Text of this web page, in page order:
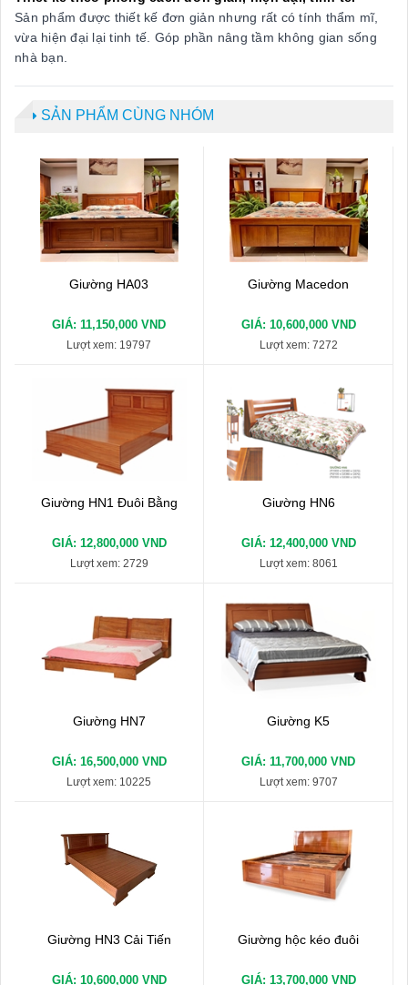
Sản phẩm được thiết kế đơn giản nhưng rất có tính thẩm mĩ,
vừa hiện đại lại tinh tế. Góp phần nâng tầm không gian sống
nhà bạn.
SẢN PHẨM CÙNG NHÓM
Giường HA03
GIÁ: 11,150,000 VND
Lượt xem: 19797
Giường Macedon
GIÁ: 10,600,000 VND
Lượt xem: 7272
Giường HN1 Đuôi Bằng
GIÁ: 12,800,000 VND
Lượt xem: 2729
Giường HN6
GIÁ: 12,400,000 VND
Lượt xem: 8061
Giường HN7
GIÁ: 16,500,000 VND
Lượt xem: 10225
Giường K5
GIÁ: 11,700,000 VND
Lượt xem: 9707
Giường HN3 Cải Tiến
GIÁ: 10,600,000 VND
Giường hộc kéo đuôi
GIÁ: 13,700,000 VND